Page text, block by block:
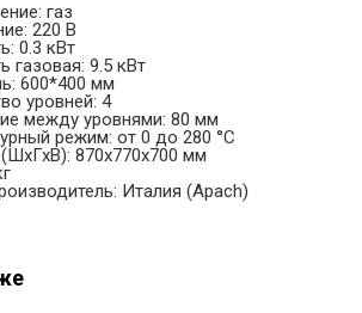
газ
220 В
0.3 кВт
газовая: 9.5 кВт
600*400 мм
уровней: 4
между уровнями: 80 мм
режим: от 0 до 280 °С
870х770х700 мм
Италия (Apach)